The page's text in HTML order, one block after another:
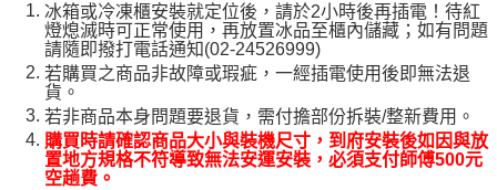
冰箱或冷凍櫃安裝就定位後，請於2小時後再插電！待紅
燈熄滅時可正常使用，再放置冰品至櫃內儲藏；如有問題
請隨即撥打電話通知(02-24526999)
若購買之商品非故障或瑕疵，一經插電使用後即無法退
貨。
若非商品本身問題要退貨，需付擔部份拆裝/整新費用。
購買時請確認商品大小與裝機尺寸，到府安裝後如因與放
置地方規格不符導致無法安運安裝，必須支付師傅500元
空趟費。